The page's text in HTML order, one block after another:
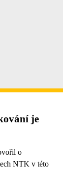
je
o
NTK v této